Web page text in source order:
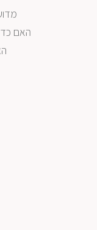
האם